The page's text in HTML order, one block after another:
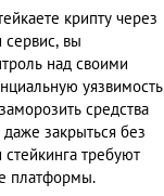
крипту через
вы
над своими
средства
закрыться без
требуют
платформы.